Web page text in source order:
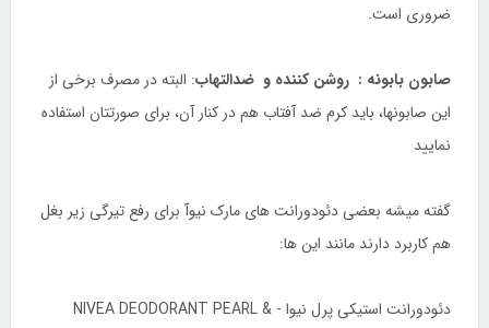
ضروری است.
صابون بابونه : روشن کننده و ضدالتهاب: البته در مصرف برخی از
این صابونها، باید کرم ضد آفتاب هم در کنار آن، برای صورتتان استفاده
نمایید
گفته میشه بعضی دئودورانت های مارک نیوآ برای رفع تیرگی زیر بغل
هم کاربرد دارند مانند این ها:
دئودورانت استیکی پرل نیوا - NIVEA DEODORANT PEARL &